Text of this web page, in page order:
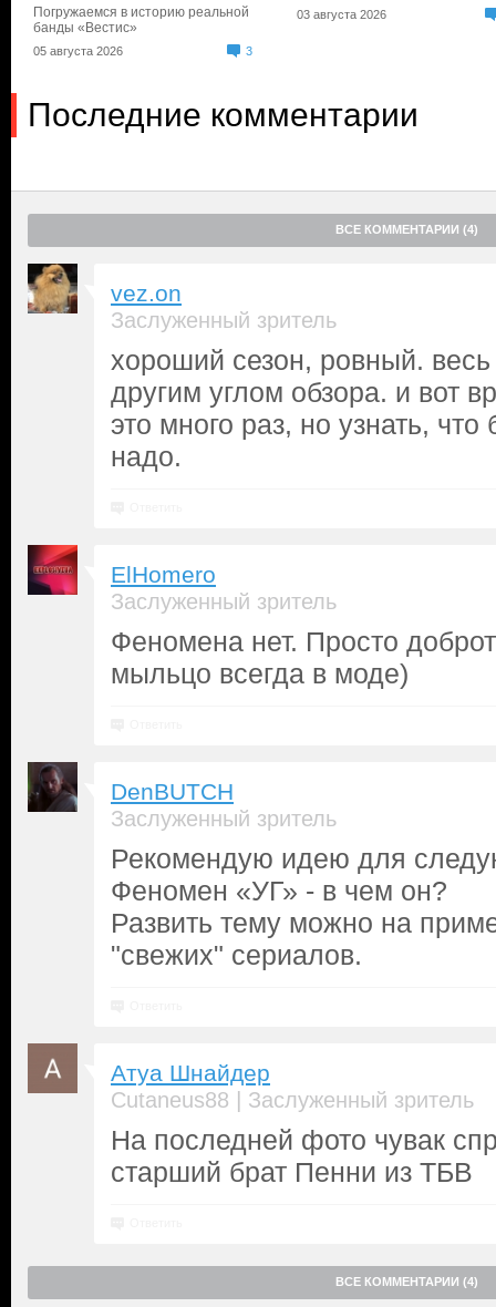
Погружаемся в историю реальной
банды «Вестис»
05 августа 2026 3
03 августа 2026
Последние комментарии
ВСЕ КОММЕНТАРИИ (4)
vez.on
Заслуженный зритель
хороший сезон, ровный.
другим углом обзора. и вот
это много раз, но узнать,
надо.
ElHomero
Заслуженный зритель
Феномена нет. Просто
мыльцо всегда в моде)
DenBUTCH
Заслуженный зритель
Рекомендую идею для
Феномен «УГ» - в чем он?
Развить тему можно на
"свежих" сериалов.
Атуа Шнайдер
Cutaneus88 | Заслуженный зритель
На последней фото чувак
старший брат Пенни из ТБВ
ВСЕ КОММЕНТАРИИ (4)